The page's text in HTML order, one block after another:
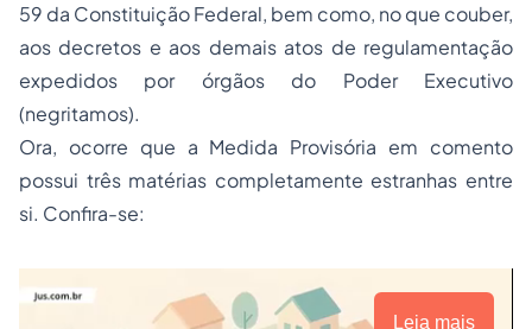
59 da Constituição Federal, bem como, no que couber,
aos decretos e aos demais atos de regulamentação
expedidos por órgãos do Poder Executivo
(negritamos).
Ora, ocorre que a Medida Provisória em comento
possui três matérias completamente estranhas entre
si. Confira-se:
Leia mais